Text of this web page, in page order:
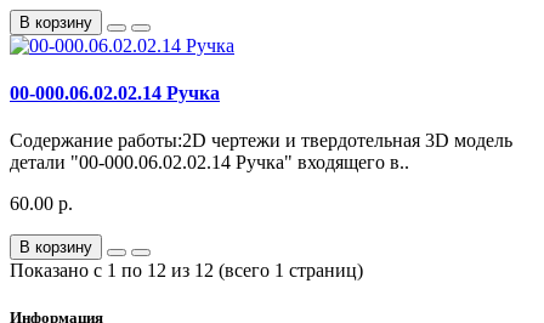
В корзину
00-000.06.02.02.14 Ручка
Содержание работы:2D чертежи и твердотельная 3D модель
детали "00-000.06.02.02.14 Ручка" входящего в..
60.00 р.
В корзину
Показано с 1 по 12 из 12 (всего 1 страниц)
Информация